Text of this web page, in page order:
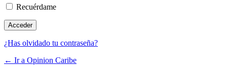
Recuérdame
¿Has olvidado tu contraseña?
← Ir a Opinion Caribe